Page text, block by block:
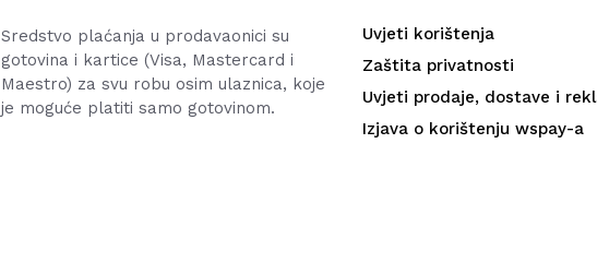
Sredstvo plaćanja u prodavaonici su
gotovina i kartice (Visa, Mastercard i
Maestro) za svu robu osim ulaznica, koje
je moguće platiti samo gotovinom.
Uvjeti korištenja
Zaštita privatnosti
Uvjeti prodaje, dostave i
Izjava o korištenju wspay-a